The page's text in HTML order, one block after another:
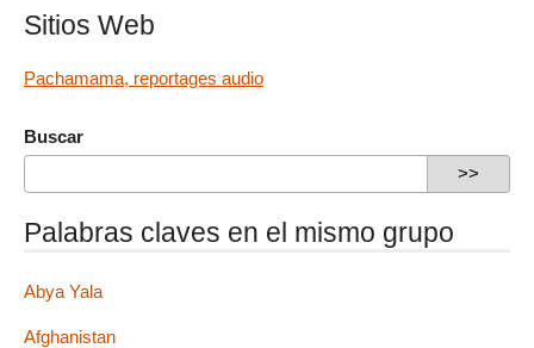
Sitios Web
Pachamama, reportages audio
Buscar
Palabras claves en el mismo grupo
Abya Yala
Afghanistan